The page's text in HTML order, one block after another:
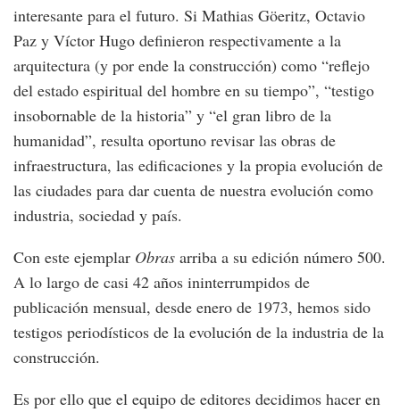
interesante para el futuro. Si Mathias Göeritz, Octavio
Paz y Víctor Hugo definieron respectivamente a la
arquitectura (y por ende la construcción) como “reflejo
del estado espiritual del hombre en su tiempo”, “testigo
insobornable de la historia” y “el gran libro de la
humanidad”, resulta oportuno revisar las obras de
infraestructura, las edificaciones y la propia evolución de
las ciudades para dar cuenta de nuestra evolución como
industria, sociedad y país.
Con este ejemplar Obras arriba a su edición número 500.
A lo largo de casi 42 años ininterrumpidos de
publicación mensual, desde enero de 1973, hemos sido
testigos periodísticos de la evolución de la industria de la
construcción.
Es por ello que el equipo de editores decidimos hacer en